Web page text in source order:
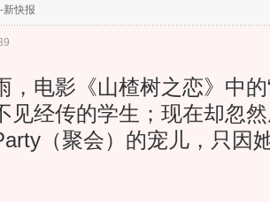
新快报
电影《山楂树之恋》中的
见经传的学生；现在却忽
（聚会）的宠儿，只因